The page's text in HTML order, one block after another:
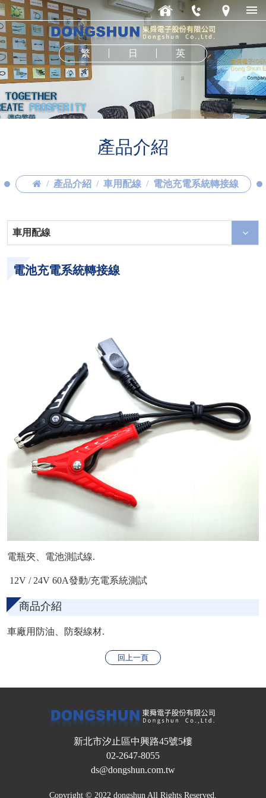
繁 日 英
產品介紹
產品介紹 車用配線 電池充電系統轉接線
車用配線
電池充電系統轉接線
電瓶夾、電池測試線.
12V / 24V 60A發動/充電系統測試
商品介紹
車廠用防油、防裂線材.
回上一頁
新北市汐止區中興路45號5樓
02-2647-8055
ds@dongshun.com.tw
Copyright © 2022 dongshun All Rights Reserved.